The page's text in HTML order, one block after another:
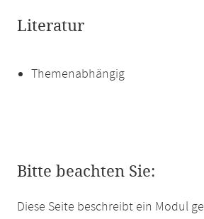
Literatur
Themenabhängig
Bitte beachten Sie:
Diese Seite beschreibt ein Modul